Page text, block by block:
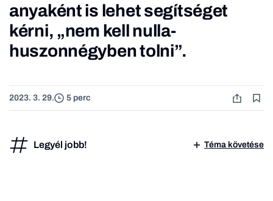
anyaként is lehet segítséget
kérni, „nem kell nulla-
huszonnégyben tolni”.
2023. 3. 29. 5 perc
Legyél jobb! Téma követése